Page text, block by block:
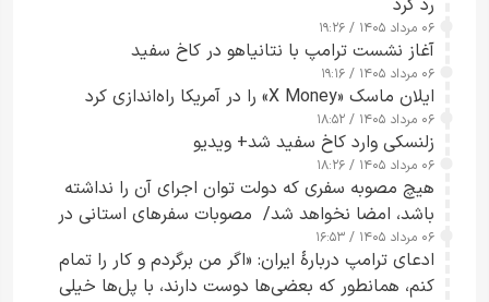
رد کرد
۰۶ مرداد ۱۴۰۵ / ۱۹:۲۶
آغاز نشست ترامپ با نتانیاهو در کاخ سفید
۰۶ مرداد ۱۴۰۵ / ۱۹:۱۶
ایلان ماسک «X Money» را در آمریکا راه‌اندازی کرد
۰۶ مرداد ۱۴۰۵ / ۱۸:۵۲
زلنسکی وارد کاخ سفید شد+ ویدیو
۰۶ مرداد ۱۴۰۵ / ۱۸:۲۶
هیچ مصوبه سفری که دولت توان اجرای آن را نداشته
باشد، امضا نخواهد شد/ مصوبات سفرهای استانی در
چارچوب قانون بودجه است+ عکس
۰۶ مرداد ۱۴۰۵ / ۱۶:۵۳
ادعای ترامپ دربارهٔ ایران: «اگر من برگردم و کار را تمام
کنم، همانطور که بعضی‌ها دوست دارند، با پل‌ها خیلی